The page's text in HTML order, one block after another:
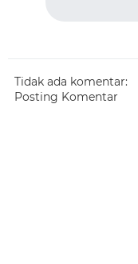
Tidak ada komentar:
Posting Komentar